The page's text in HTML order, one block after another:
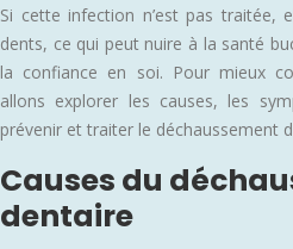
Si cette infection n’est pas traitée,
dents, ce qui peut nuire à la santé
la confiance en soi. Pour mieux
allons explorer les causes, les
prévenir et traiter le déchaussement
Causes du
dentaire